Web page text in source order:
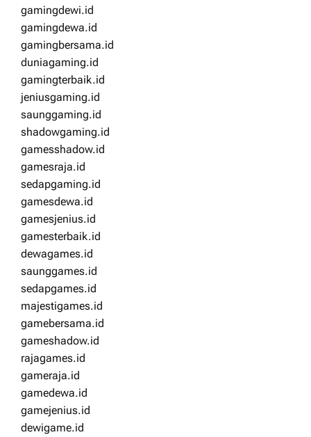
gamingdewi.id
gamingdewa.id
gamingbersama.id
duniagaming.id
gamingterbaik.id
jeniusgaming.id
saunggaming.id
shadowgaming.id
gamesshadow.id
gamesraja.id
sedapgaming.id
gamesdewa.id
gamesjenius.id
gamesterbaik.id
dewagames.id
saunggames.id
sedapgames.id
majestigames.id
gamebersama.id
gameshadow.id
rajagames.id
gameraja.id
gamedewa.id
gamejenius.id
dewigame.id